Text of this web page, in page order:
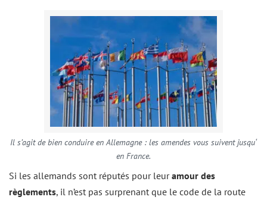
Il s’agit de bien conduire en Allemagne : les amendes vous suivent jusqu‘
en France.
Si les allemands sont réputés pour leuramour des
règlements, il n’est pas surprenant que le code de la route